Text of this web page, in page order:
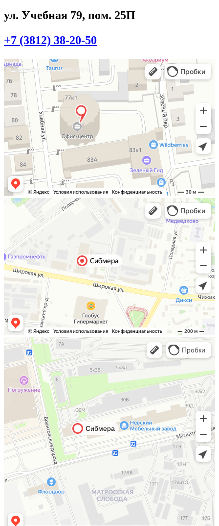
ул. Учебная 79, пом. 25П
+7 (3812) 38-20-50
Омск
Учебная улица, 86 — Яндекс.Карты
Москва
Санкт-Петербург